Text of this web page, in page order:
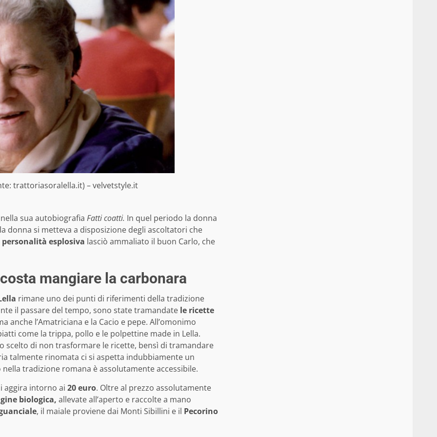
trattoriasoralella.it) – velvetstyle.it
sua autobiografia Fatti coatti. In quel periodo la donna
donna si metteva a disposizione degli ascoltatori che
esplosiva lasciò ammaliato il buon Carlo, che
mangiare la carbonara
rimane uno dei punti di riferimenti della tradizione
il passare del tempo, sono state tramandate le ricette
anche l’Amatriciana e la Cacio e pepe. All’omonimo
come la trippa, pollo e le polpettine made in Lella.
scelto di non trasformare le ricette, bensì di tramandare
talmente rinomata ci si aspetta indubbiamente un
tradizione romana è assolutamente accessibile.
aggira intorno ai 20 euro. Oltre al prezzo assolutamente
biologica, allevate all’aperto e raccolte a mano
, il maiale proviene dai Monti Sibillini e il Pecorino